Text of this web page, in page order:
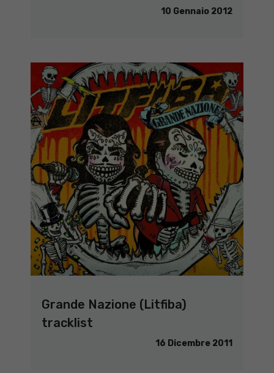
10 Gennaio 2012
Grande Nazione (Litfiba)
tracklist
16 Dicembre 2011